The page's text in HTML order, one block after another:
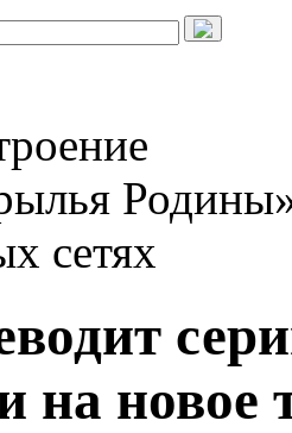
сетях
на новое